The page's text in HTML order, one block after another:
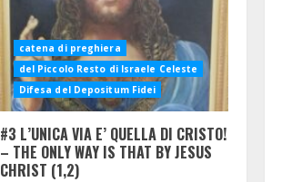
catena di preghiera
del Piccolo Resto di Israele Celeste
Difesa del Depositum Fidei
#3 L’UNICA VIA E’ QUELLA DI CRISTO!
– THE ONLY WAY IS THAT BY JESUS
CHRIST (1,2)